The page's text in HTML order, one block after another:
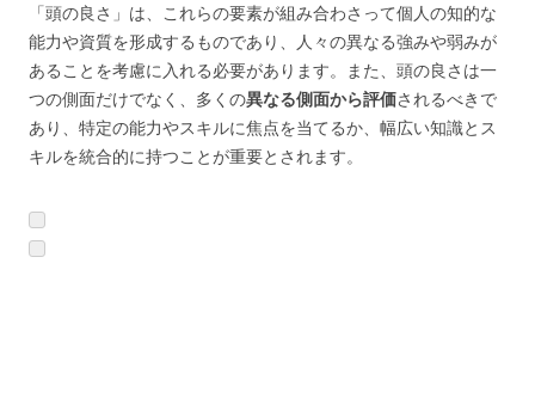
「頭の良さ」は、これらの要素が組み合わさって個人の知的な
能力や資質を形成するものであり、人々の異なる強みや弱みが
あることを考慮に入れる必要があります。また、頭の良さは一
つの側面だけでなく、多くの異なる側面から評価されるべきで
あり、特定の能力やスキルに焦点を当てるか、幅広い知識とス
キルを統合的に持つことが重要とされます。